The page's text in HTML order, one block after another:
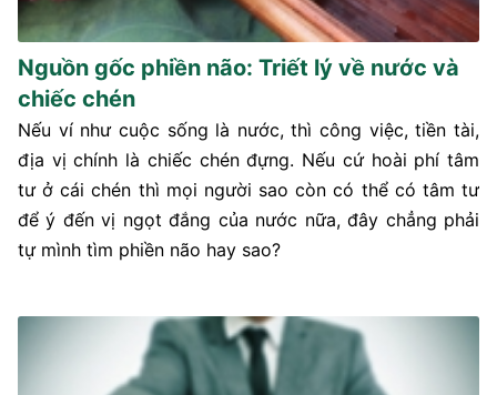
Nguồn gốc phiền não: Triết lý về nước và
chiếc chén
Nếu ví như cuộc sống là nước, thì công việc, tiền tài,
địa vị chính là chiếc chén đựng. Nếu cứ hoài phí tâm
tư ở cái chén thì mọi người sao còn có thể có tâm tư
để ý đến vị ngọt đắng của nước nữa, đây chẳng phải
tự mình tìm phiền não hay sao?